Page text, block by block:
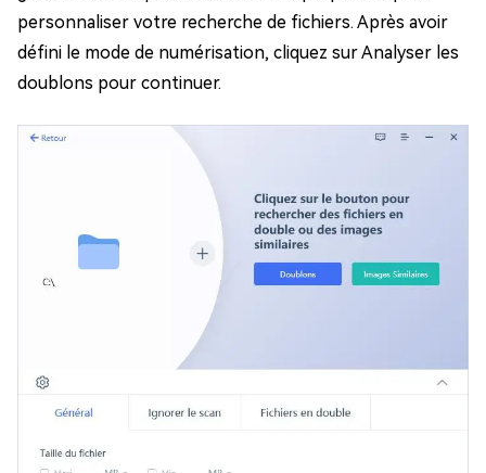
personnaliser votre recherche de fichiers. Après avoir
défini le mode de numérisation, cliquez sur Analyser les
doublons pour continuer.